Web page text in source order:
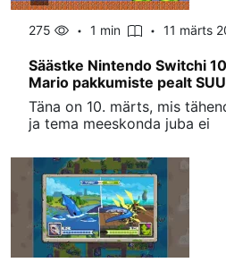
275 1 min 11 märts
Säästke Nintendo Switchi
Mario pakkumiste pealt
Täna on 10. märts, mis
ja tema meeskonda juba ei